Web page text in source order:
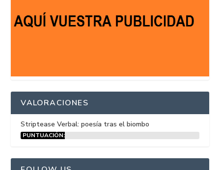
VALORACIONES
Striptease Verbal: poesía tras el biombo
PUNTUACIÓN: